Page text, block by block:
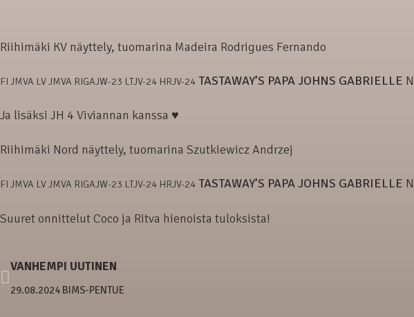
Riihimäki KV näyttely, tuomarina Madeira Rodrigues Fernando
FI JMVA LV JMVA RIGAJW-23 LTJV-24 HRJV-24 TASTAWAY’S PAPA JOHNS GABRIELLE
Ja lisäksi JH 4 Viviannan kanssa ♥
Riihimäki Nord näyttely, tuomarina Szutkiewicz Andrzej
FI JMVA LV JMVA RIGAJW-23 LTJV-24 HRJV-24 TASTAWAY’S PAPA JOHNS GABRIELLE
Suuret onnittelut Coco ja Ritva hienoista tuloksista!
VANHEMPI UUTINEN
29.08.2024 BIMS-PENTUE